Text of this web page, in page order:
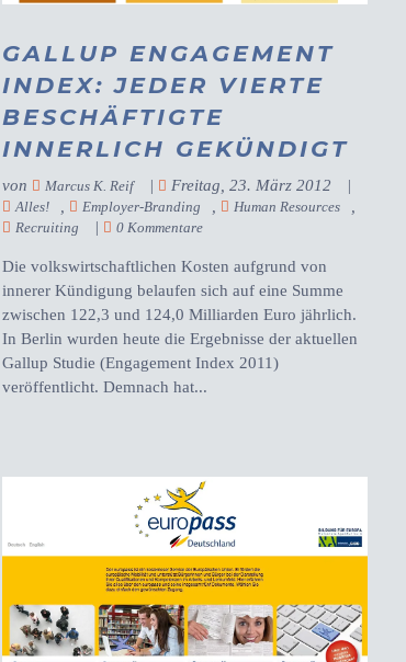
GALLUP ENGAGEMENT
INDEX: JEDER VIERTE
BESCHÄFTIGTE
INNERLICH GEKÜNDIGT
von Marcus K. Reif | Freitag, 23. März 2012 |
Alles! Employer-Branding Human Resources
Recruiting | 0 Kommentare
Die volkswirtschaftlichen Kosten aufgrund von
innerer Kündigung belaufen sich auf eine Summe
zwischen 122,3 und 124,0 Milliarden Euro jährlich.
In Berlin wurden heute die Ergebnisse der aktuellen
Gallup Studie (Engagement Index 2011)
veröffentlicht. Demnach hat...